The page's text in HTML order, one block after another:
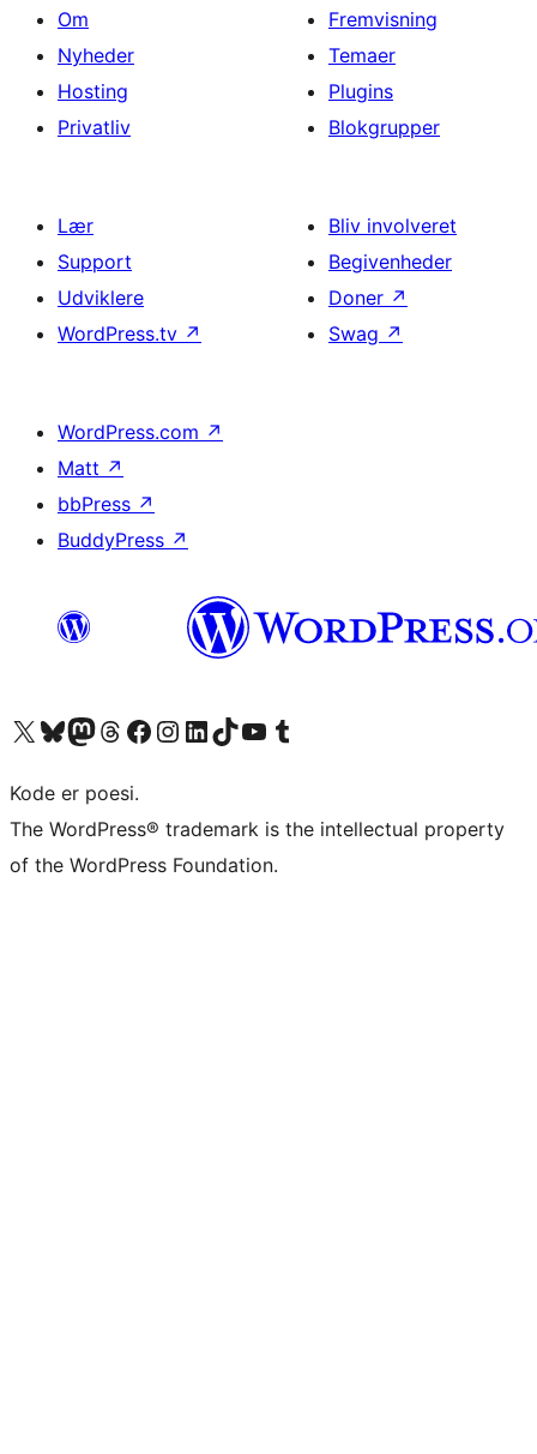
Om
Nyheder
Hosting
Privatliv
Fremvisning
Temaer
Plugins
Blokgrupper
Lær
Support
Udviklere
WordPress.tv ↗
Bliv involveret
Begivenheder
Doner ↗
Swag ↗
WordPress.com ↗
Matt ↗
bbPress ↗
BuddyPress ↗
Besøg vores X (tidligere Twitter) konto
Besøg vores Bluesky-konto
Besøg vores Mastodon konto
Besøg vores Threads-konto
Besøg vores Facebook sideBesøg vores Instagram konto
Besøg vores LinkedIn konto
Besøg vores TikTok-konto
Besøg vores YouTube-kanalBesøg vores Tumblr-konto
Kode er poesi.
The WordPress® trademark is the intellectual property
of the WordPress Foundation.